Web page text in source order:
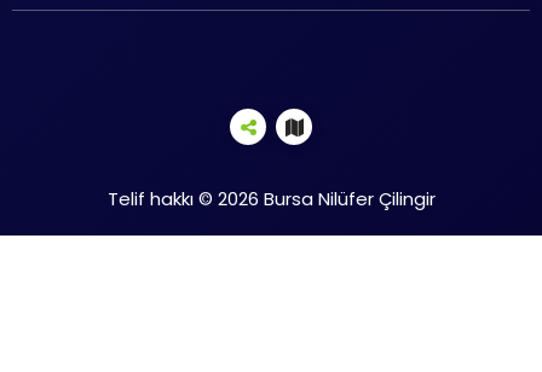
Telif hakkı © 2026 Bursa Nilüfer Çilingir